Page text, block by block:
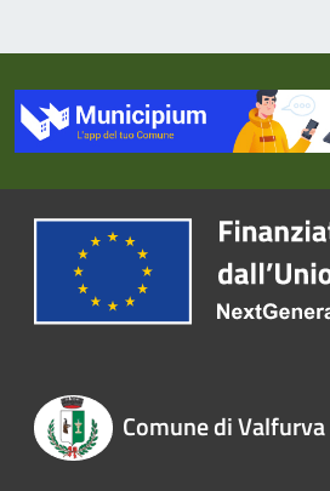
Comune di Valfurva